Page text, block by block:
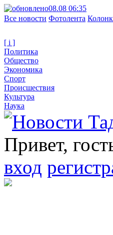
08.08 06:35
Все новости Фотолента
[ i ]
Политика
Общество
Экономика
Спорт
Происшествия
Культура
Наука
Привет,
вход